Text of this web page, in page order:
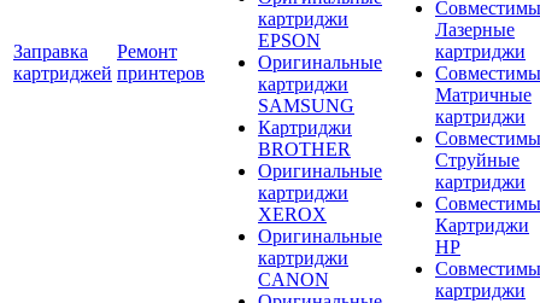
Заправка
картриджей
Ремонт
принтеров
картриджи
EPSON
Оригинальные
картриджи
SAMSUNG
Картриджи
BROTHER
Оригинальные
картриджи
XEROX
Оригинальные
картриджи
CANON
Лазерные
картриджи
Матричные
картриджи
Струйные
картриджи
Картриджи
HP
картриджи